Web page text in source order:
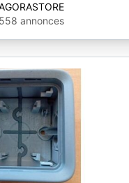
558 annonces